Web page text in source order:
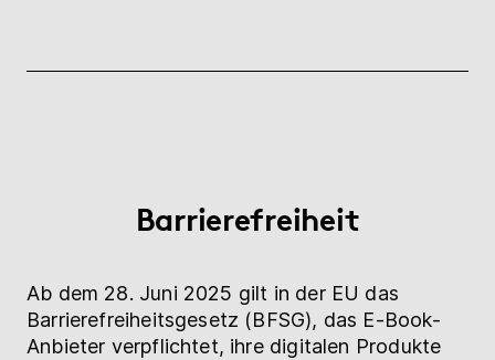
Barrierefreiheit
Ab dem 28. Juni 2025 gilt in der EU das
Barrierefreiheitsgesetz (BFSG), das E-Book-
Anbieter verpflichtet, ihre digitalen Produkte